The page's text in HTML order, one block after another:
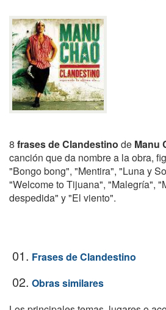
8 frases de Clandestino de Manu
canción que da nombre a la obra,
"Bongo bong", "Mentira", "Luna y
"Welcome to Tijuana", "Malegría",
despedida" y "El viento".
01. Frases de Clandestino
02. Obras similares